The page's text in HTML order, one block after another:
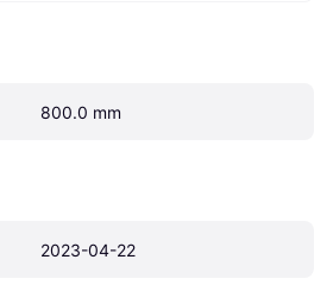
800.0 mm
2023-04-22